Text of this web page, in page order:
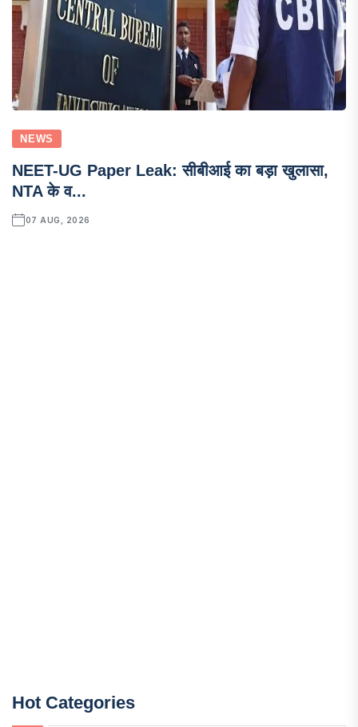
NEWS
NEET-UG Paper Leak: सीबीआई का बड़ा खुलासा,
NTA के व...
07 AUG, 2026
Hot Categories